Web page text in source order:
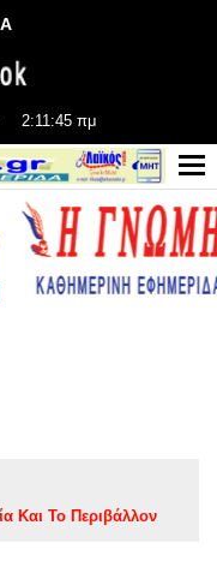
2:11:45 πμ
Και Το Περιβάλλον